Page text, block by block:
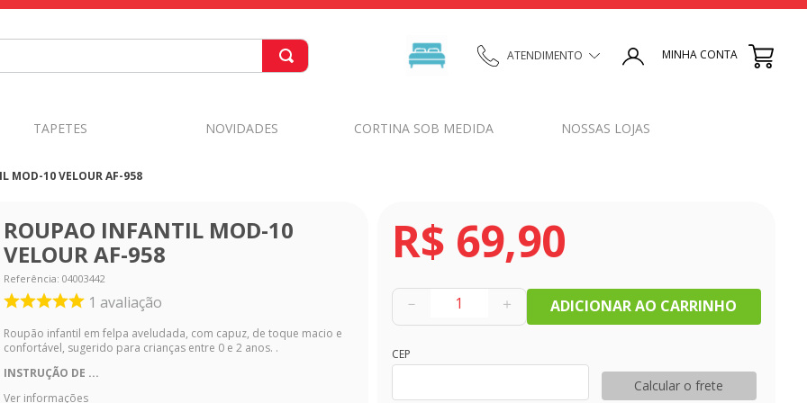
ATENDIMENTO MINHA CONTA
TAPETES NOVIDADES CORTINA SOB MEDIDA NOSSAS LOJAS
MOD-10 VELOUR AF-958
ROUPAO INFANTIL MOD-10
VELOUR AF-958
Referência: 04003442
1 avaliação
Roupão infantil em felpa aveludada, com capuz, de toque macio e
confortável, sugerido para crianças entre 0 e 2 anos. .
INSTRUÇÃO DE ...
Ver informações
R$ 69,90
＋
－ ADICIONAR AO CARRINHO
CEP
Calcular o frete